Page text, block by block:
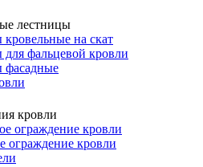
лестницы
на скат
фальцевой кровли
фасадные
кровли
ограждение кровли
ограждение кровли